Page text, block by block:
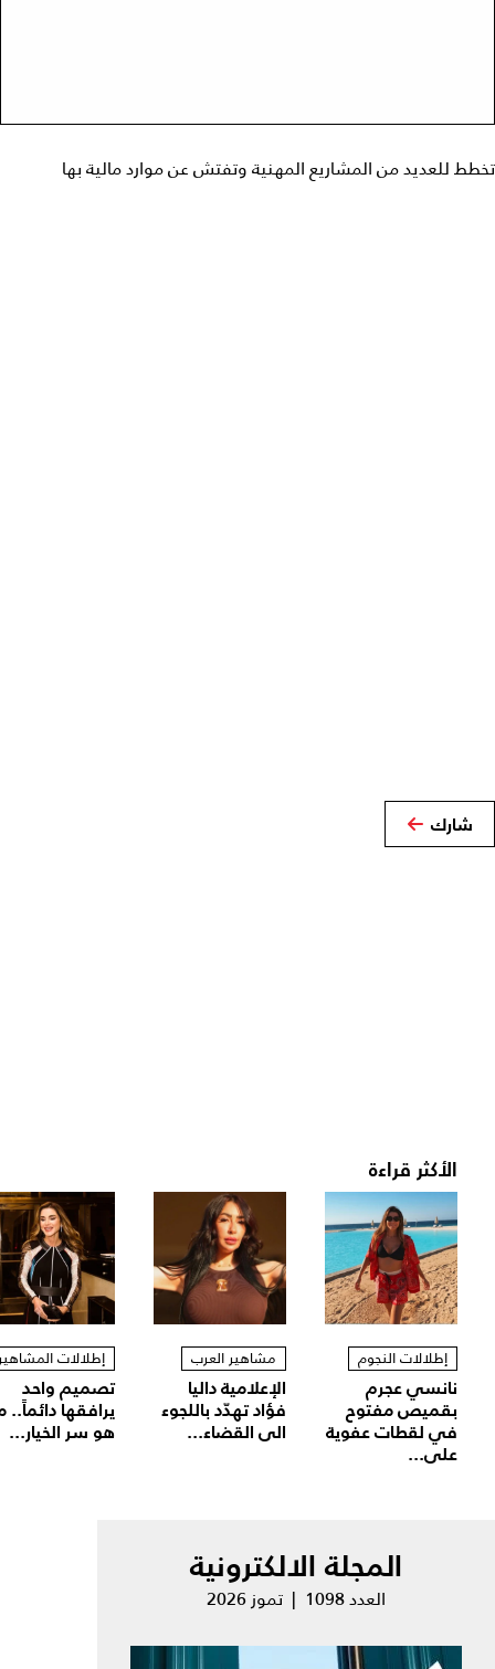
تخطط للعديد من المشاريع المهنية وتفتش عن موارد مالية بها
شارك
الأكثر قراءة
إطلالات النجوم
نانسي عجرم
بقميص مفتوح
في لقطات عفوية
على...
مشاهير العرب
الإعلامية داليا
فؤاد تهدّد باللجوء
الى القضاء...
إطلالات
تصميم واحد
يرافقها دائماً..
هو سر الخيار...
المجلة الالكترونية
العدد 1098 | تموز 2026